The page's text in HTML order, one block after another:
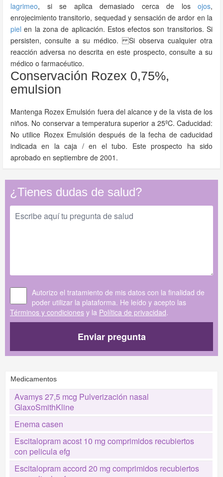
lagrimeo, si se aplica demasiado cerca de los ojos,
enrojecimiento transitorio, sequedad y sensación de ardor en la
piel en la zona de aplicación. Estos efectos son transitorios. Si
persisten, consulte a su médico. Si observa cualquier otra
reacción adversa no descrita en este prospecto, consulte a su
médico o farmacéutico.
Conservación Rozex 0,75%,
emulsion
Mantenga Rozex Emulsión fuera del alcance y de la vista de los
niños. No conservar a temperatura superior a 25ºC. Caducidad:
No utilice Rozex Emulsión después de la fecha de caducidad
indicada en la caja / en el tubo. Este prospecto ha sido
aprobado en septiembre de 2001.
¿Tienes dudas de salud?
Autorizo el tratamiento de mis datos con la finalidad de
poder utilizar la plataforma. He leído y acepto las
Términos y condiciones y la Política de privacidad.
Enviar pregunta
Medicamentos
Avamys 27,5 mcg Pulverización nasal
GlaxoSmithKline
Enema casen
Escitalopram acost 10 mg comprimidos recubiertos
con pelicula efg
Escitalopram accord 20 mg comprimidos recubiertos